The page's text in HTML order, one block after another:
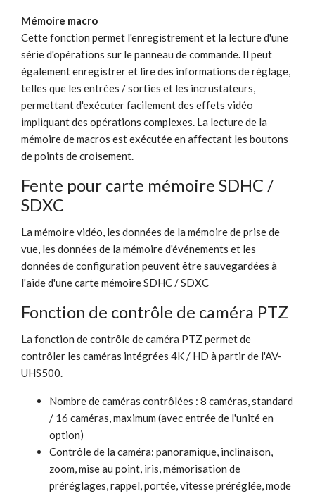
Mémoire macro
Cette fonction permet l'enregistrement et la lecture d'une
série d'opérations sur le panneau de commande. Il peut
également enregistrer et lire des informations de réglage,
telles que les entrées / sorties et les incrustateurs,
permettant d'exécuter facilement des effets vidéo
impliquant des opérations complexes. La lecture de la
mémoire de macros est exécutée en affectant les boutons
de points de croisement.
Fente pour carte mémoire SDHC /
SDXC
La mémoire vidéo, les données de la mémoire de prise de
vue, les données de la mémoire d'événements et les
données de configuration peuvent être sauvegardées à
l'aide d'une carte mémoire SDHC / SDXC
Fonction de contrôle de caméra PTZ
La fonction de contrôle de caméra PTZ permet de
contrôler les caméras intégrées 4K / HD à partir de l'AV-
UHS500.
Nombre de caméras contrôlées : 8 caméras, standard
/ 16 caméras, maximum (avec entrée de l'unité en
option)
Contrôle de la caméra: panoramique, inclinaison,
zoom, mise au point, iris, mémorisation de
préréglages, rappel, portée, vitesse préréglée, mode